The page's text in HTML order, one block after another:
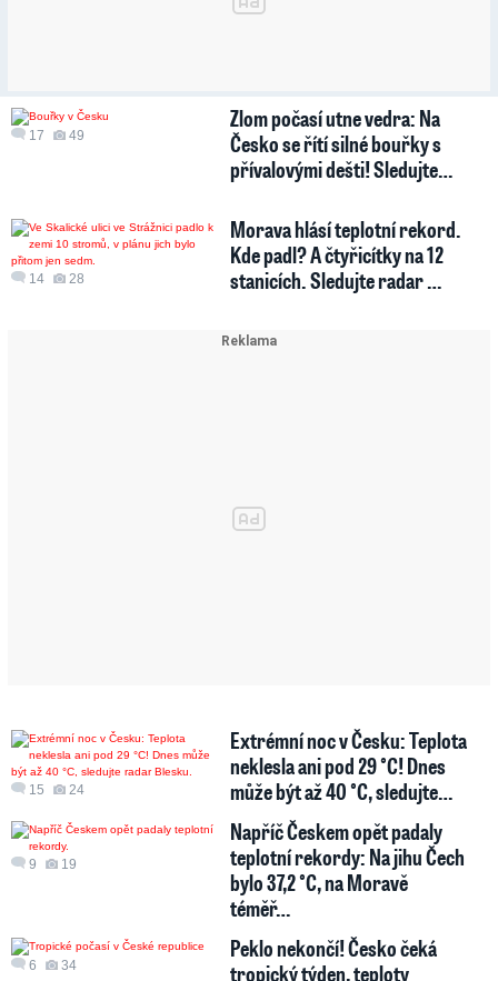
17 49
Zlom počasí utne vedra: Na
Česko se řítí silné bouřky s
přívalovými dešti! Sledujte…
14 28
Morava hlásí teplotní rekord.
Kde padl? A čtyřicítky na 12
stanicích. Sledujte radar …
15 24
Extrémní noc v Česku: Teplota
neklesla ani pod 29 °C! Dnes
může být až 40 °C, sledujte…
9 19
Napříč Českem opět padaly
teplotní rekordy: Na jihu Čech
bylo 37,2 °C, na Moravě
téměř…
6 34
Peklo nekončí! Česko čeká
tropický týden, teploty